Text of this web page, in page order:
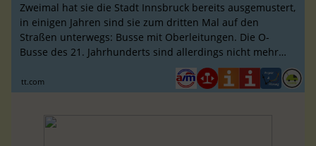
Zweimal hat sie die Stadt Innsbruck bereits ausgemustert,
in einigen Jahren sind sie zum dritten Mal auf den
Straßen unterwegs: Busse mit Oberleitungen. Die O-
Busse des 21. Jahrhunderts sind allerdings nicht mehr
tt.com